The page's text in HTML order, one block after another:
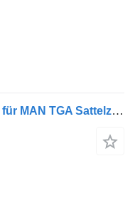
Mekra 563932343H Rückspiegel für MAN TGA Sattelzugmaschine